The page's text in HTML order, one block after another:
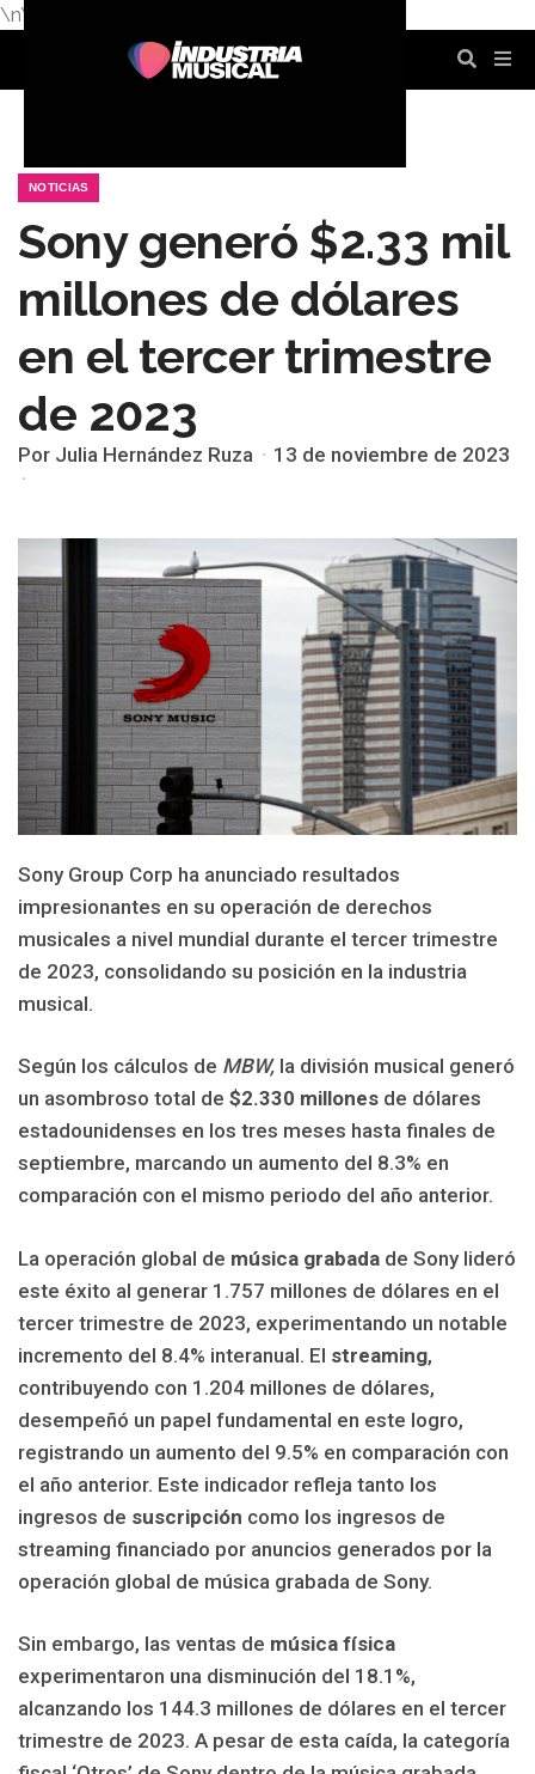
\n\n
NOTICIAS
Sony generó $2.33 mil
millones de dólares
en el tercer trimestre
de 2023
Por Julia Hernández Ruza 13 de noviembre de 2023
Sony Group Corp ha anunciado resultados
impresionantes en su operación de derechos
musicales a nivel mundial durante el tercer trimestre
de 2023, consolidando su posición en la industria
musical.
Según los cálculos de MBW, la división musical generó
un asombroso total de $2.330 millones de dólares
estadounidenses en los tres meses hasta finales de
septiembre, marcando un aumento del 8.3% en
comparación con el mismo periodo del año anterior.
La operación global de música grabada de Sony lideró
este éxito al generar 1.757 millones de dólares en el
tercer trimestre de 2023, experimentando un notable
incremento del 8.4% interanual. El streaming,
contribuyendo con 1.204 millones de dólares,
desempeñó un papel fundamental en este logro,
registrando un aumento del 9.5% en comparación con
el año anterior. Este indicador refleja tanto los
ingresos de suscripción como los ingresos de
streaming financiado por anuncios generados por la
operación global de música grabada de Sony.
Sin embargo, las ventas de música física
experimentaron una disminución del 18.1%,
alcanzando los 144.3 millones de dólares en el tercer
trimestre de 2023. A pesar de esta caída, la categoría